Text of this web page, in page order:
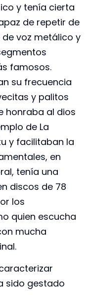
y tenía cierta
de repetir de
voz metálico y
famosos.
su frecuencia
y palitos
honraba al dios
de La
y facilitaban la
en
tenía una
discos de 78
los
quien escucha
mucha
sido gestado